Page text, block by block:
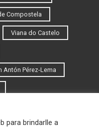
Compostela
Viana do Castelo
Antón Pérez-Lema
para brindarlle a